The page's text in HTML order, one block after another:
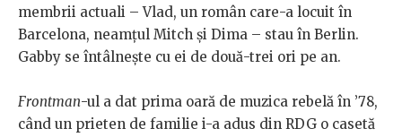
membrii actuali – Vlad, un român care-a locuit în
Barcelona, neamţul Mitch şi Dima – stau în Berlin.
Gabby se întâlnește cu ei de două-trei ori pe an.
Frontman-ul a dat prima oară de muzica rebelă în ’78,
când un prieten de familie i-a adus din RDG o casetă